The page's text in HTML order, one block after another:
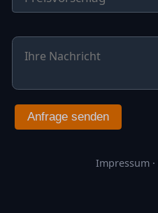
Anfrage senden
Impressum ·